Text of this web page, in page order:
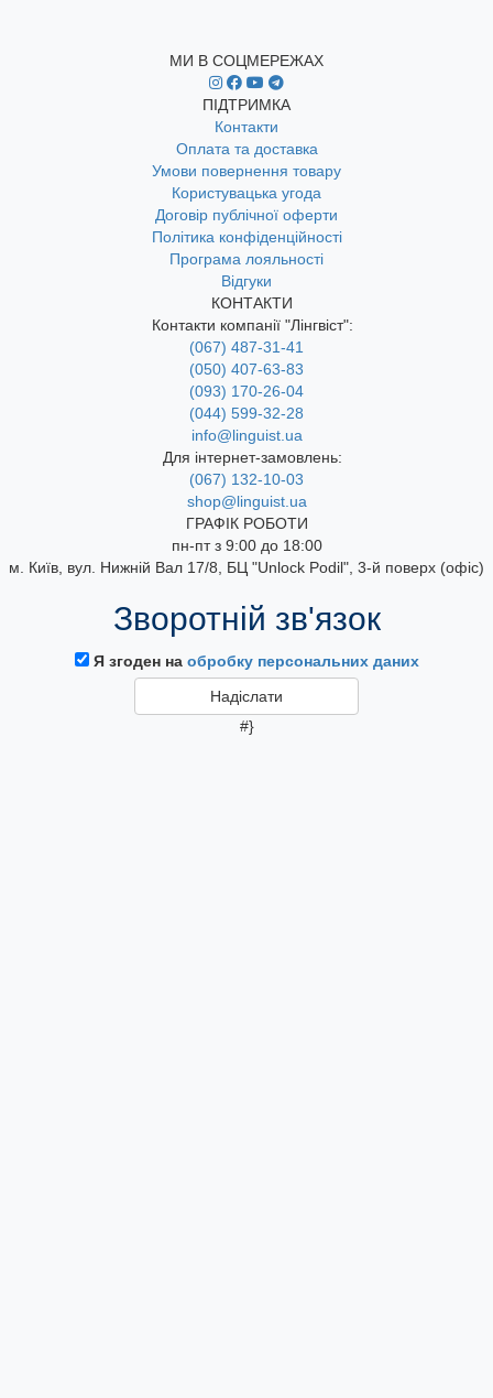
МИ В СОЦМЕРЕЖАХ
ПІДТРИМКА
Контакти
Оплата та доставка
Умови повернення товару
Користувацька угода
Договір публічної оферти
Політика конфіденційності
Програма лояльності
Відгуки
КОНТАКТИ
Контакти компанії "Лінгвіст":
(067) 487-31-41
(050) 407-63-83
(093) 170-26-04
(044) 599-32-28
info@linguist.ua
Для інтернет-замовлень:
(067) 132-10-03
shop@linguist.ua
ГРАФІК РОБОТИ
пн-пт з 9:00 до 18:00
м. Київ, вул. Нижній Вал 17/8, БЦ "Unlock Podil", 3-й поверх (офіс)
Зворотній зв'язок
Я згоден на обробку персональних даних
#}